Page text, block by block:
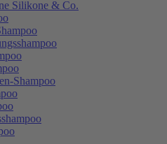
Silikone & Co.
Shampoo